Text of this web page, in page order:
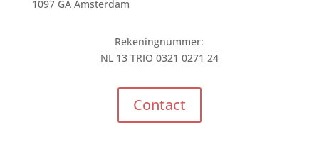
1097 GA Amsterdam
Rekeningnummer:
NL 13 TRIO 0321 0271 24
Contact